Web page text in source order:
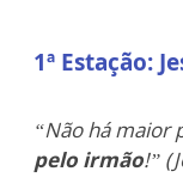
1ª Estação:
“Não há maior
pelo irmão!”